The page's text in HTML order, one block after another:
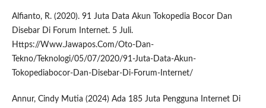
Alfianto, R. (2020). 91 Juta Data Akun Tokopedia Bocor Dan
Disebar Di Forum Internet. 5 Juli.
Https://Www.Jawapos.Com/Oto-Dan-
Tekno/Teknologi/05/07/2020/91-Juta-Data-Akun-
Tokopediabocor-Dan-Disebar-Di-Forum-Internet/
Annur, Cindy Mutia (2024) Ada 185 Juta Pengguna Internet Di